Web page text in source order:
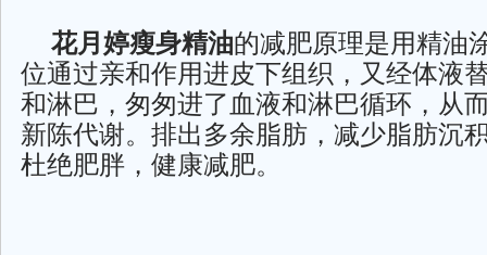
花月婷瘦身精油的减肥原理是用精油
位通过亲和作用进皮下组织，又经体液
和淋巴，匆匆进了血液和淋巴循环，从
新陈代谢。排出多余脂肪，减少脂肪沉
杜绝肥胖，健康减肥。